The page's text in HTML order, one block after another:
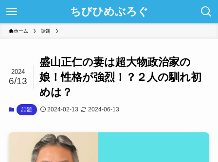
ちびひめぶろぐ
ホーム 話題
盛山正仁の妻は超大物政治家の
娘！性格が強烈！？２人の馴れ初
めは？
2024
6/13
話題 2024-02-13 2024-06-13